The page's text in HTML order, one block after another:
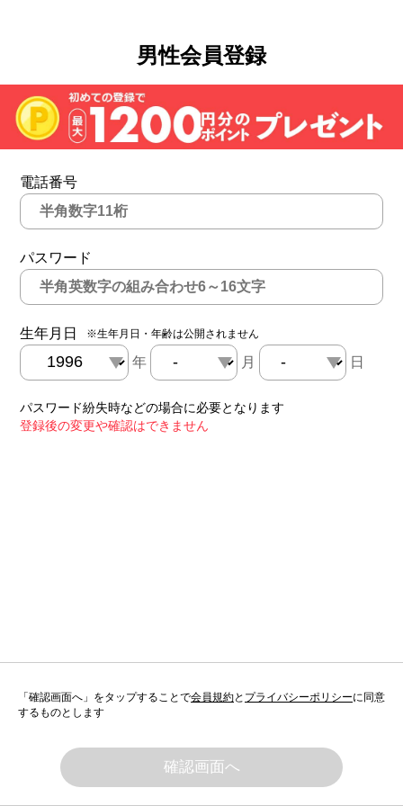
男性会員登録
電話番号
パスワード
生年月日 ※生年月日・年齢は公開されません
年 月 日
パスワード紛失時などの場合に必要となります
登録後の変更や確認はできません
「確認画面へ」をタップすることで会員規約と プライバシーポリシーに同意
するものとします
確認画面へ